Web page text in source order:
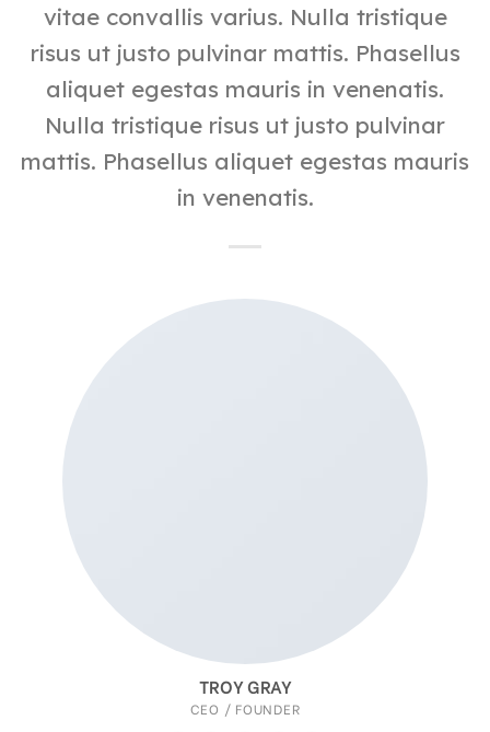
vitae convallis varius. Nulla tristique
risus ut justo pulvinar mattis. Phasellus
aliquet egestas mauris in venenatis.
Nulla tristique risus ut justo pulvinar
mattis. Phasellus aliquet egestas mauris
in venenatis.
TROY GRAY
CEO / FOUNDER